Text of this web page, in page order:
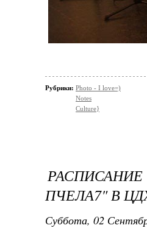
Рубрики: Photo - I love=)
Notes
Culture}
ПЧЕЛА7" В
Суббота, 02